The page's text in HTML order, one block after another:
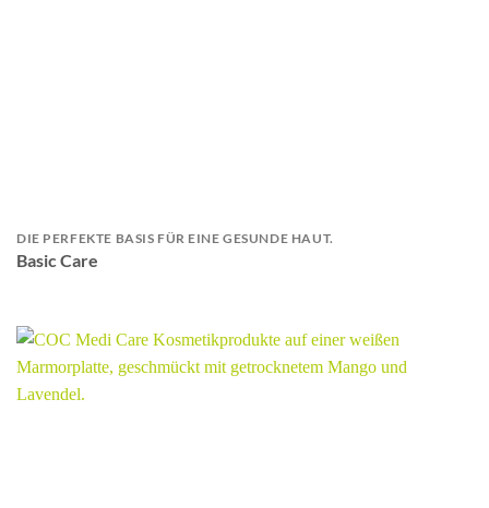
DIE PERFEKTE BASIS FÜR EINE GESUNDE HAUT.
Basic Care